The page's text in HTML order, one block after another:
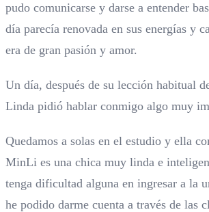
pudo comunicarse y darse a entender
día parecía renovada en sus energías y
era de gran pasión y amor.
Un día, después de su lección habitual
Linda pidió hablar conmigo algo muy
Quedamos a solas en el estudio y ella
MinLi es una chica muy linda e
tenga dificultad alguna en ingresar a la
he podido darme cuenta a través de las